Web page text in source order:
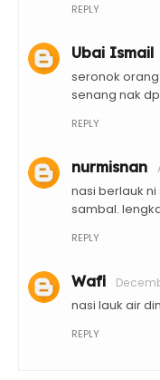
REPLY
Ubai Ismail
seronok
senang nak
REPLY
nurmisnan
nasi berlauk
sambal.
REPLY
Wafi
nasi lauk air
REPLY